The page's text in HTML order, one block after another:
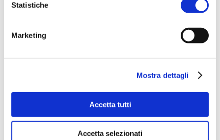
Statistiche
Marketing
Mostra dettagli
Accetta tutti
Accetta selezionati
BELLAGIO | BODY CREAM
ACQUISTA PRODOTTO
BATH FOAM